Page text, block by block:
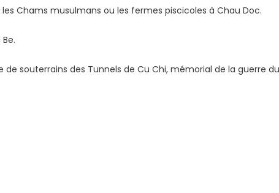
Chams musulmans ou les fermes piscicoles à Chau Doc.
souterrains des Tunnels de Cu Chi, mémorial de la guerre